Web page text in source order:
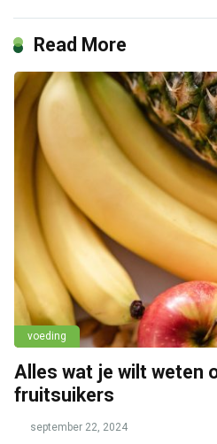
Read More
voeding
Alles wat je wilt weten
fruitsuikers
september 22, 2024